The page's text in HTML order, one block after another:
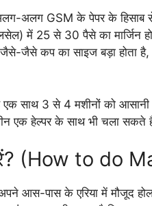
GSM के पेपर के हिसाब से
में 25 से 30 पैसे का मार्जिन
जैसे कप का साइज बड़ा होता है,
साथ 3 से 4 मशीनों को
एक हेल्पर के साथ भी चला सकते
(How to do
आस-पास के एरिया में मौजूद